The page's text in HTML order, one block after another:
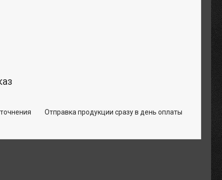
Отправка продукции сразу в день оплаты